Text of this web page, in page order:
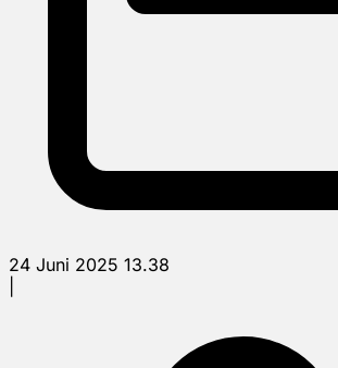
24 Juni 2025 13.38